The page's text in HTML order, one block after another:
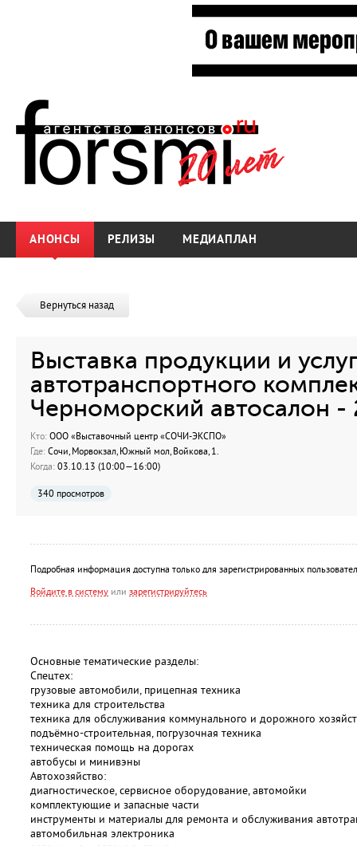
АНОНСЫ РЕЛИЗЫ МЕДИАПЛАН
Вернуться назад
Выставка продукции и
автотранспортного
Черноморский автосалон -
Кто: ООО «Выставочный центр «СОЧИ-ЭКСПО»
Где: Сочи, Морвокзал, Южный мол, Войкова, 1.
Когда: 03.10.13 (10:00—16:00)
340 просмотров
Подробная информация доступна только для зарегистрированных
Войдите в систему или зарегистрируйтесь
Основные тематические разделы:
Спецтех:
грузовые автомобили, прицепная техника
техника для строительства
техника для обслуживания коммунального и дорожного
подъёмно-строительная, погрузочная техника
техническая помощь на дорогах
автобусы и минивэны
Автохозяйство:
диагностическое, сервисное оборудование, автомойки
комплектующие и запасные части
инструменты и материалы для ремонта и обслуживания
автомобильная электроника